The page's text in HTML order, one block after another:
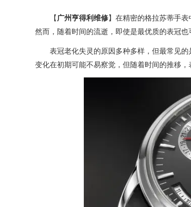
【 广州亨得利维修】在精密的格拉苏蒂手
然而，随着时间的流逝，即使是最优质的表冠也
表冠老化失灵的原因多种多样，但最常见的
变化在初期可能不易察觉，但随着时间的推移